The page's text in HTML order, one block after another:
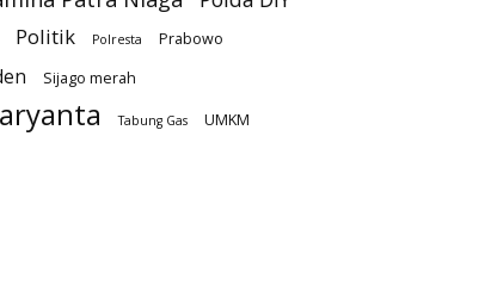
Politik Polresta Prabowo
Sijago merah
Tabung Gas
UMKM